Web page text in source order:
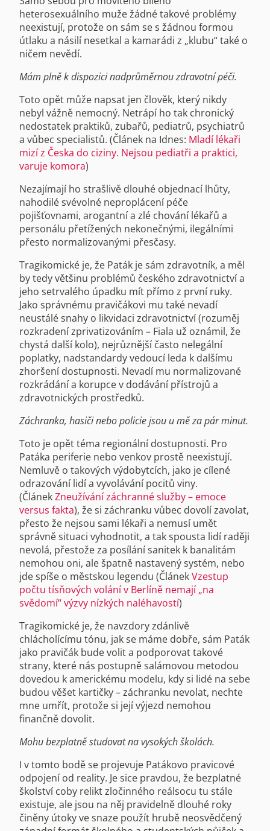
heterosexuálního muže žádné takové problémy
neexistují, protože on sám se s žádnou formou
útlaku a násilí nesetkal a kamarádi z „klubu“ také o
ničem nevědí.
Mám plně k dispozici nadprůměrnou zdravotní péči.
Toto opět může napsat jen člověk, který nikdy
nebyl vážně nemocný. Netrápí ho tak chronický
nedostatek praktiků, zubařů, pediatrů, psychiatrů
a vůbec specialistů. (Článek na Idnes: Mladí lékaři
mizí z Česka do ciziny. Nejsou pediatři a praktici,
varuje komora)
Nezajímají ho strašlivě dlouhé objednací lhůty,
nahodilé svévolné neproplácení péče
pojišťovnami, arogantní a zlé chování lékařů a
personálu přetížených nekonečnými, ilegálními
přesto normalizovanými přesčasy.
Tragikomické je, že Paták je sám zdravotník, a měl
by tedy většinu problémů českého zdravotnictví a
jeho setrvalého úpadku mít přímo z první ruky.
Jako správnému pravičákovi mu také nevadí
neustálé snahy o likvidaci zdravotnictví (rozuměj
rozkradení zprivatizováním – Fiala už oznámil, že
chystá další kolo), nejrůznější často nelegální
poplatky, nadstandardy vedoucí leda k dalšímu
zhoršení dostupnosti. Nevadí mu normalizované
rozkrádání a korupce v dodávání přístrojů a
zdravotnických prostředků.
Záchranka, hasiči nebo policie jsou u mě za pár minut.
Toto je opět téma regionální dostupnosti. Pro
Patáka periferie nebo venkov prostě neexistují.
Nemluvě o takových výdobytcích, jako je cílené
odrazování lidí a vyvolávání pocitů viny.
(ČlánekZneužívání záchranné služby – emoce
versus fakta), že si záchranku vůbec dovolí zavolat,
přesto že nejsou sami lékaři a nemusí umět
správně situaci vyhodnotit, a tak spousta lidí raději
nevolá, přestože za posílání sanitek k banalitám
nemohou oni, ale špatně nastavený systém, nebo
jde spíše o městskou legendu (ČlánekVzestup
počtu tísňových volání v Berlíně nemají „na
svědomí“ výzvy nízkých naléhavostí)
Tragikomické je, že navzdory zdánlivě
chlácholícímu tónu, jak se máme dobře, sám Paták
jako pravičák bude volit a podporovat takové
strany, které nás postupně salámovou metodou
dovedou k americkému modelu, kdy si lidé na sebe
budou věšet kartičky – záchranku nevolat, nechte
mne umřít, protože si její výjezd nemohou
finančně dovolit.
Mohu bezplatně studovat na vysokých školách.
I v tomto bodě se projevuje Patákovo pravicové
odpojení od reality. Je sice pravdou, že bezplatné
školství coby relikt zločinného reálsocu tu stále
existuje, ale jsou na něj pravidelně dlouhé roky
činěny útoky ve snaze použít hrubě neosvědčený